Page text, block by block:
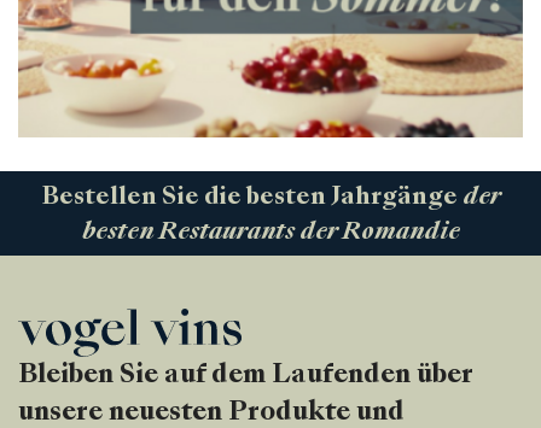
Bestellen Sie die besten Jahrgänge der
besten Restaurants der Romandie
Bleiben Sie auf dem Laufenden über
unsere neuesten Produkte und